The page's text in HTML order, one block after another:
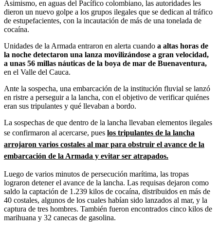
Asimismo, en aguas del Pacífico colombiano, las autoridades les
dieron un nuevo golpe a los grupos ilegales que se dedican al tráfico
de estupefacientes, con la incautación de más de una tonelada de
cocaína.
Unidades de la Armada entraron en alerta cuando a altas horas de
la noche detectaron una lanza movilizándose a gran velocidad,
a unas 56 millas náuticas de la boya de mar de Buenaventura,
en el Valle del Cauca.
Ante la sospecha, una embarcación de la institución fluvial se lanzó
en ristre a perseguir a la lancha, con el objetivo de verificar quiénes
eran sus tripulantes y qué llevaban a bordo.
La sospechas de que dentro de la lancha llevaban elementos ilegales
se confirmaron al acercarse, pues los tripulantes de la lancha
arrojaron varios costales al mar para obstruir el avance de la
embarcación de la Armada y evitar ser atrapados.
Luego de varios minutos de persecución marítima, las tropas
lograron detener el avance de la lancha. Las requisas dejaron como
saldo la captación de 1.239 kilos de cocaína, distribuidos en más de
40 costales, algunos de los cuales habían sido lanzados al mar, y la
captura de tres hombres. También fueron encontrados cinco kilos de
marihuana y 32 canecas de gasolina.